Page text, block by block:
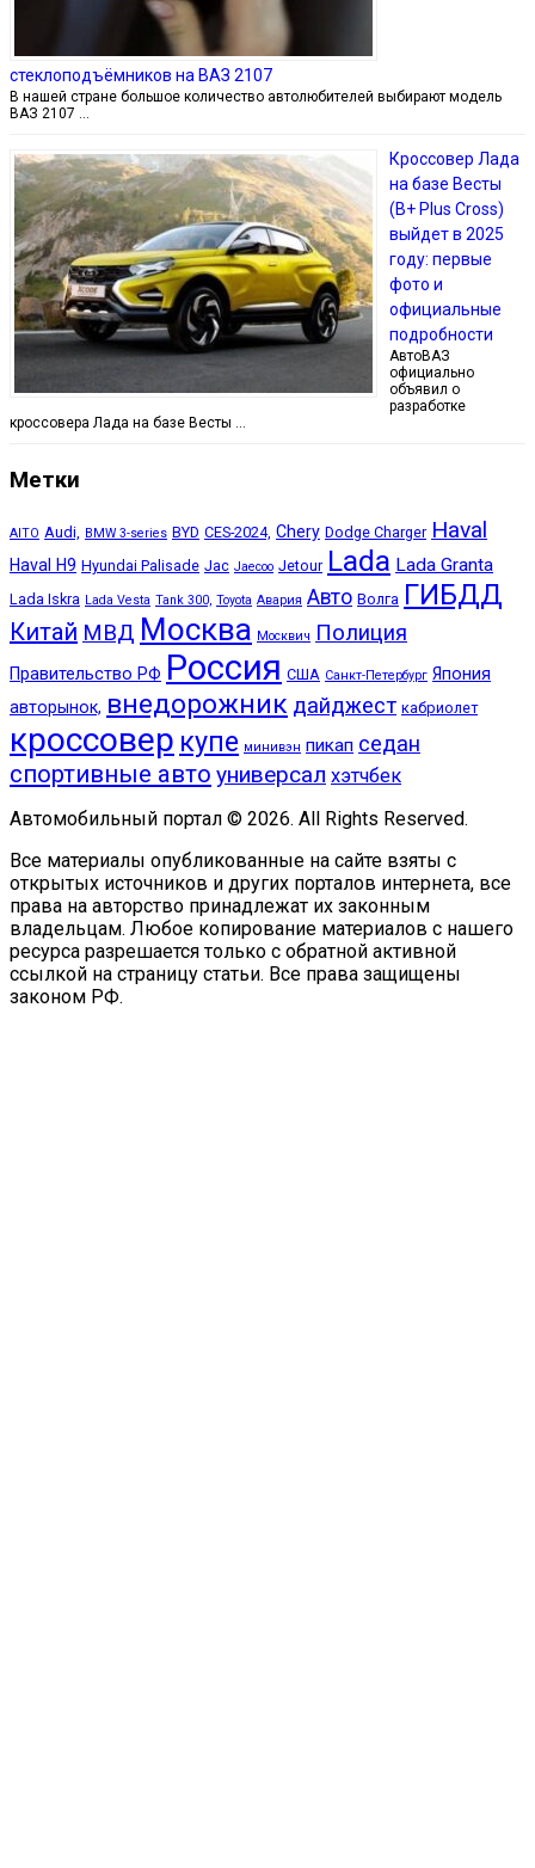
стеклоподъёмников на ВАЗ 2107
В нашей стране большое количество автолюбителей выбирают модель
ВАЗ 2107 …
Кроссовер Лада
на базе Весты
(B+ Plus Cross)
выйдет в 2025
году: первые
фото и
официальные
подробности
АвтоВАЗ
официально
объявил о
разработке
кроссовера Лада на базе Весты …
Метки
AITO Audi, BMW 3-series BYD CES-2024, Chery Dodge Charger Haval
Haval H9 Hyundai Palisade Jac Jaecoo Jetour Lada Lada Granta
Lada Iskra Lada Vesta Tank 300, Toyota Авария Авто Волга ГИБДД
Китай МВД Москва Москвич Полиция
Правительство РФ Россия США Санкт-Петербург Япония
авторынок, внедорожник дайджест кабриолет
кроссовер купе минивэн пикап седан
спортивные авто универсал хэтчбек
Автомобильный портал © 2026. All Rights Reserved.
Все материалы опубликованные на сайте взяты с
открытых источников и других порталов интернета, все
права на авторство принадлежат их законным
владельцам. Любое копирование материалов с нашего
ресурса разрешается только с обратной активной
ссылкой на страницу статьи. Все права защищены
законом РФ.